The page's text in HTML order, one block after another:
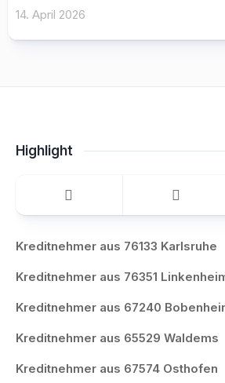
14. April 2026
Highlight
Kreditnehmer aus 76133 Karlsruhe
Kreditnehmer aus 76351
Kreditnehmer aus 67240
Kreditnehmer aus 65529 Waldems
Kreditnehmer aus 67574 Osthofen